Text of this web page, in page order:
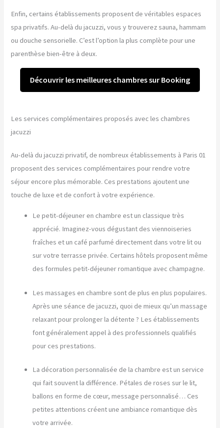
Enfin, certains établissements proposent de véritables espaces
spa privatifs. Au-delà du jacuzzi, vous y trouverez sauna, hammam
ou douche sensorielle. C’est l’option la plus complète pour une
parenthèse bien-être à deux.
Découvrir les meilleures chambres sur Booking
Les services complémentaires proposés avec les chambres
jacuzzi
Au-delà du jacuzzi privatif, de nombreux établissements à Paris 01
proposent des services complémentaires pour rendre votre
séjour encore plus mémorable. Ces prestations ajoutent une
touche de luxe et de confort à votre expérience.
Le petit-déjeuner en chambre est un classique très
apprécié. Imaginez-vous dégustant des viennoiseries
fraîches et un café parfumé directement dans votre lit ou
sur votre terrasse privée. Certains hôtels proposent même
des formules petit-déjeuner romantique avec champagne.
Les massages en chambre sont de plus en plus populaires.
Après une séance de jacuzzi, quoi de mieux qu’un massage
relaxant pour prolonger la détente ? Les établissements
font généralement appel à des professionnels qualifiés
pour ces prestations.
La décoration personnalisée de la chambre est un service
qui fait souvent la différence. Pétales de roses sur le lit,
ballons en forme de cœur, message personnalisé… Ces
petites attentions créent une ambiance romantique dès
votre arrivée.